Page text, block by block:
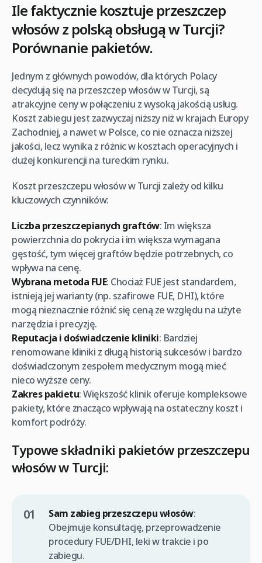
Ile faktycznie kosztuje przeszczep
włosów z polską obsługą w Turcji?
Porównanie pakietów.
Jednym z głównych powodów, dla których Polacy
decydują się na przeszczep włosów w Turcji, są
atrakcyjne ceny w połączeniu z wysoką jakością usług.
Koszt zabiegu jest zazwyczaj niższy niż w krajach Europy
Zachodniej, a nawet w Polsce, co nie oznacza niższej
jakości, lecz wynika z różnic w kosztach operacyjnych i
dużej konkurencji na tureckim rynku.
Koszt przeszczepu włosów w Turcji zależy od kilku
kluczowych czynników:
Liczba przeszczepianych graftów: Im większa
powierzchnia do pokrycia i im większa wymagana
gęstość, tym więcej graftów będzie potrzebnych, co
wpływa na cenę.
Wybrana metoda FUE: Chociaż FUE jest standardem,
istnieją jej warianty (np. szafirowe FUE, DHI), które
mogą nieznacznie różnić się ceną ze względu na użyte
narzędzia i precyzję.
Reputacja i doświadczenie kliniki: Bardziej
renomowane kliniki z długą historią sukcesów i bardzo
doświadczonym zespołem medycznym mogą mieć
nieco wyższe ceny.
Zakres pakietu: Większość klinik oferuje kompleksowe
pakiety, które znacząco wpływają na ostateczny koszt i
komfort podróży.
Typowe składniki pakietów przeszczepu
włosów w Turcji:
Sam zabieg przeszczepu włosów:
Obejmuje konsultację, przeprowadzenie
procedury FUE/DHI, leki w trakcie i po
zabiegu.